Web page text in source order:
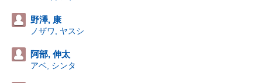
野澤, 康
ノザワ, ヤスシ
阿部, 伸太
アベ, シンタ